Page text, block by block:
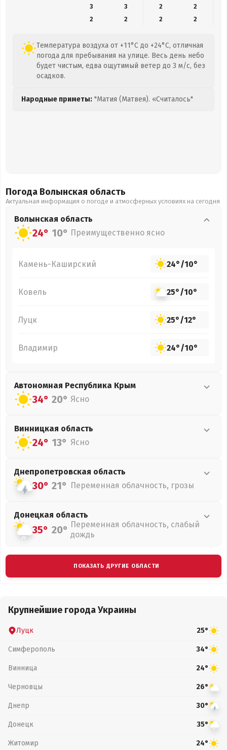
3
3 2
2
2
2 2 2
Температура воздуха от +11°C до +24°C, отличная
погода для пребывания на улице. Весь день небо
будет чистым, едва ощутимый ветер до 3 м/с, без
осадков.
Народные приметы: "Матия (Матвея). «Считалось"
Погода Волынская область
Актуальная информация о погоде и атмосферных условиях на сегодня
Волынская область
24° 10° Преимущественно ясно
Камень-Каширский 24°/10°
Ковель 25°/10°
Луцк 25°/12°
Владимир 24°/10°
Автономная Республика Крым
34° 20° Ясно
Винницкая область
24° 13° Ясно
Днепропетровская область
30° 21° Переменная облачность, грозы
Донецкая область
35° 20° Переменная облачность, слабый
дождь
ПОКАЗАТЬ ДРУГИЕ ОБЛАСТИ
Крупнейшие города Украины
Луцк 25°
Симферополь 34°
Винница 24°
Черновцы 26°
Днепр 30°
Донецк 35°
Житомир 24°